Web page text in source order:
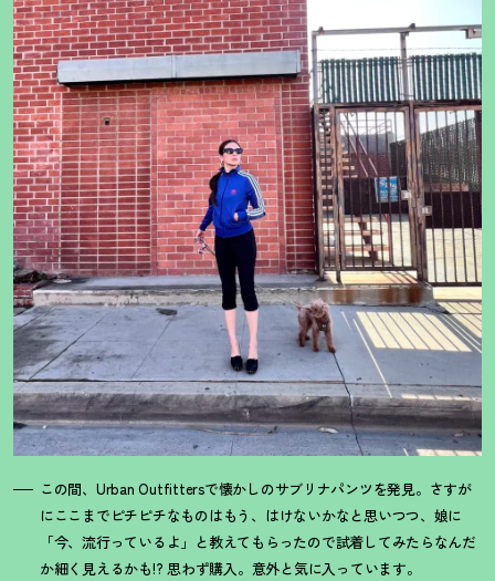
この間、Urban Outfittersで懐かしのサブリナパンツを発見。さすが
にここまでピチピチなものはもう、はけないかなと思いつつ、娘に
「今、流行っているよ」と教えてもらったので試着してみたらなんだ
か細く見えるかも!? 思わず購入。意外と気に入っています。